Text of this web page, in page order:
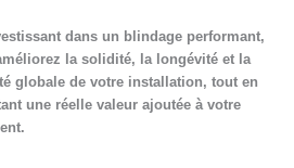
dans un blindage performant,
la solidité, la longévité et la
globale de votre installation, tout en
une réelle valeur ajoutée à votre